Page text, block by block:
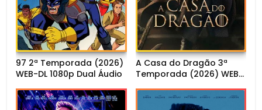
97 2ª Temporada (2026)
WEB-DL 1080p Dual Áudio
A Casa do Dragão 3ª
Temporada (2026) WEB-